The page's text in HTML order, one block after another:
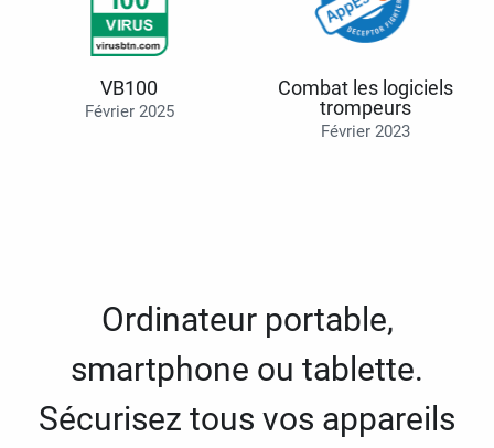
VB100
Février 2025
Combat les logiciels
trompeurs
Février 2023
Ordinateur portable,
smartphone ou tablette.
Sécurisez tous vos appareils